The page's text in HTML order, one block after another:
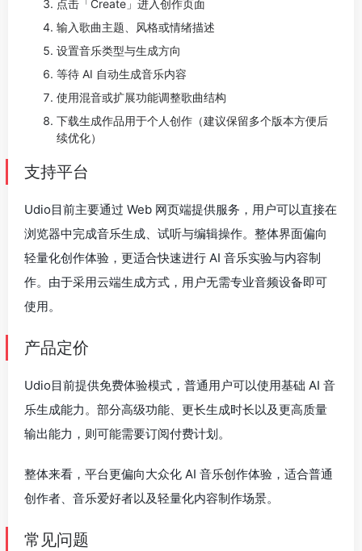
点击「Create」进入创作页面
输入歌曲主题、风格或情绪描述
设置音乐类型与生成方向
等待 AI 自动生成音乐内容
使用混音或扩展功能调整歌曲结构
下载生成作品用于个人创作（建议保留多个版本方便后
续优化）
支持平台
Udio目前主要通过 Web 网页端提供服务，用户可以直接在
浏览器中完成音乐生成、试听与编辑操作。整体界面偏向
轻量化创作体验，更适合快速进行 AI 音乐实验与内容制
作。由于采用云端生成方式，用户无需专业音频设备即可
使用。
产品定价
Udio目前提供免费体验模式，普通用户可以使用基础 AI 音
乐生成能力。部分高级功能、更长生成时长以及更高质量
输出能力，则可能需要订阅付费计划。
整体来看，平台更偏向大众化 AI 音乐创作体验，适合普通
创作者、音乐爱好者以及轻量化内容制作场景。
常见问题